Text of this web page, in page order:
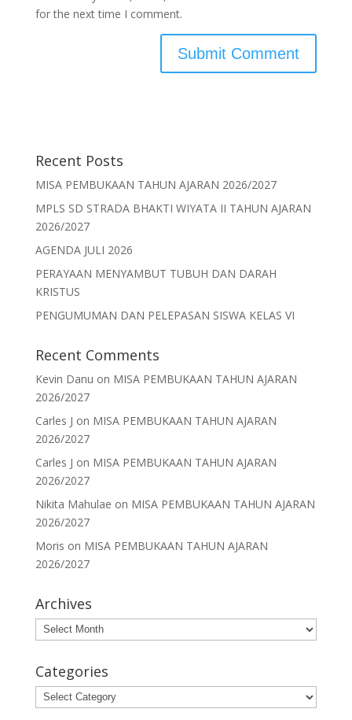
for the next time I comment.
Recent Posts
MISA PEMBUKAAN TAHUN AJARAN 2026/2027
MPLS SD STRADA BHAKTI WIYATA II TAHUN AJARAN
2026/2027
AGENDA JULI 2026
PERAYAAN MENYAMBUT TUBUH DAN DARAH
KRISTUS
PENGUMUMAN DAN PELEPASAN SISWA KELAS VI
Recent Comments
Kevin Danu on MISA PEMBUKAAN TAHUN AJARAN
2026/2027
Carles J on MISA PEMBUKAAN TAHUN AJARAN
2026/2027
Carles J on MISA PEMBUKAAN TAHUN AJARAN
2026/2027
Nikita Mahulae on MISA PEMBUKAAN TAHUN AJARAN
2026/2027
Moris on MISA PEMBUKAAN TAHUN AJARAN
2026/2027
Archives
Archives
Categories
Categories